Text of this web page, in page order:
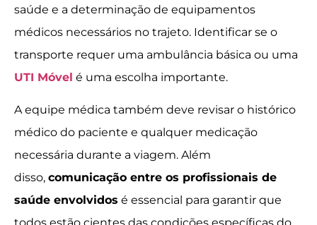
saúde e a determinação de equipamentos
médicos necessários no trajeto. Identificar se o
transporte requer uma ambulância básica ou uma
UTI Móvel é uma escolha importante.
A equipe médica também deve revisar o histórico
médico do paciente e qualquer medicação
necessária durante a viagem. Além
disso, comunicação entre os profissionais de
saúde envolvidos é essencial para garantir que